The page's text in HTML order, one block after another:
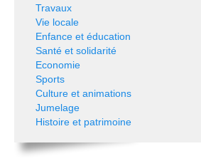
Travaux
Vie locale
Enfance et éducation
Santé et solidarité
Economie
Sports
Culture et animations
Jumelage
Histoire et patrimoine